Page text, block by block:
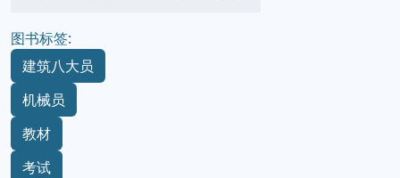
图书标签:
建筑八大员
机械员
教材
考试